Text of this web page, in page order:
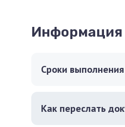
Информация
Сроки
Как переслать